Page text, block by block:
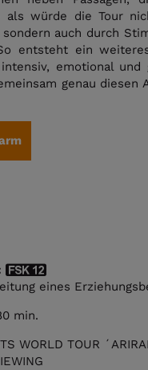
als würde die Tour
auch durch
entsteht ein
emotional und
genau diesen
eines
min.
WORLD TOUR